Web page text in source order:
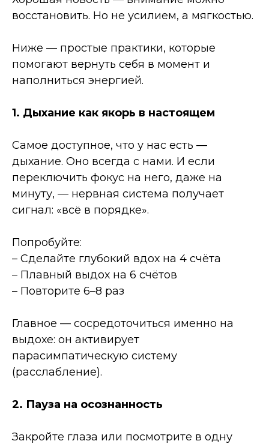
восстановить. Но не усилием, а мягкостью.
Ниже — простые практики, которые
помогают вернуть себя в момент и
наполниться энергией.
1. Дыхание как якорь в настоящем
Самое доступное, что у нас есть —
дыхание. Оно всегда с нами. И если
переключить фокус на него, даже на
минуту, — нервная система получает
сигнал: «всё в порядке».
Попробуйте:
– Сделайте глубокий вдох на 4 счёта
– Плавный выдох на 6 счётов
– Повторите 6–8 раз
Главное — сосредоточиться именно на
выдохе: он активирует
парасимпатическую систему
(расслабление).
2. Пауза на осознанность
Закройте глаза или посмотрите в одну